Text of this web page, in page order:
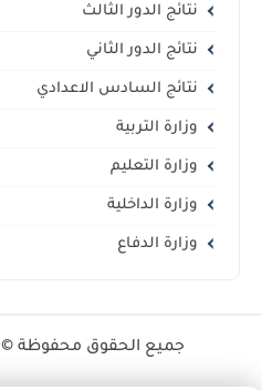
نتائج الدور الثالث
نتائج الدور الثاني
نتائج السادس الاعدادي
وزارة التربية
وزارة التعليم
وزارة الداخلية
وزارة الدفاع
جميع الحقوق محفوظة ©